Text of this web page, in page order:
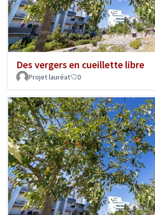
Des vergers en cueillette libre
Projet lauréat 0